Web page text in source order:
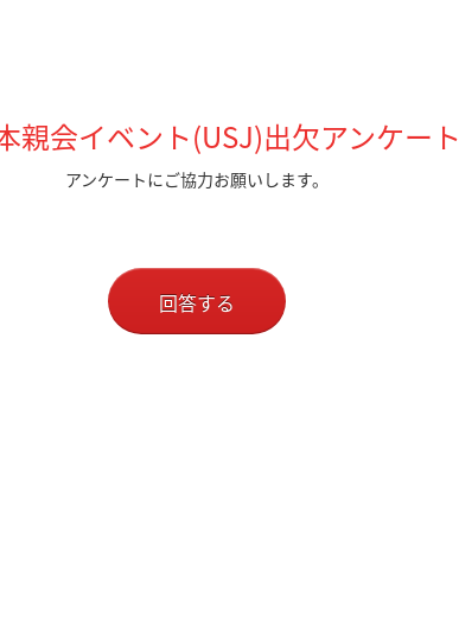
親会イベント(USJ)出欠アンケート
アンケートにご協力お願いします。
回答する